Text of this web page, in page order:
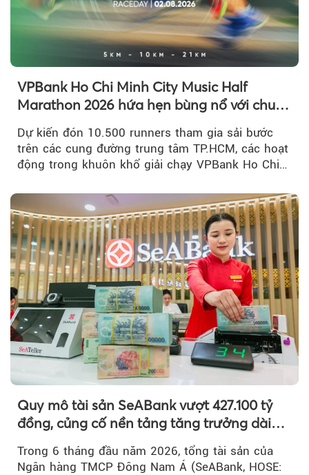
VPBank Ho Chi Minh City Music Half
Marathon 2026 hứa hẹn bùng nổ với chuỗi
Dự kiến đón 10.500 runners tham gia sải bước
trên các cung đường trung tâm TP.HCM, các hoạt
động trong khuôn khổ giải chạy VPBank Ho Chi
Quy mô tài sản SeABank vượt 427.100 tỷ
đồng, củng cố nền tảng tăng trưởng dài
Trong 6 tháng đầu năm 2026, tổng tài sản của
Ngân hàng TMCP Đông Nam Á (SeABank, HOSE: